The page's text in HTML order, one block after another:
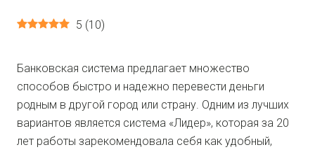
5 (10)
Банковская система предлагает множество
способов быстро и надежно перевести деньги
родным в другой город или страну. Одним из лучших
вариантов является система «Лидер», которая за 20
лет работы зарекомендовала себя как удобный,